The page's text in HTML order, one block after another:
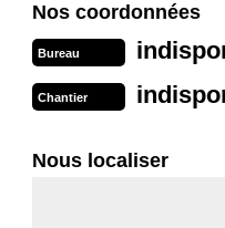
Nos coordonnées
Bureau
Chantier
Nous localiser